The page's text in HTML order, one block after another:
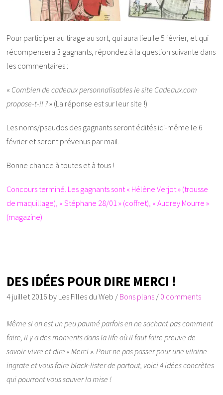
Pour participer au tirage au sort, qui aura lieu le 5 février, et qui
récompensera 3 gagnants, répondez à la question suivante dans
les commentaires :
« Combien de cadeaux personnalisables le site Cadeaux.com
propose-t-il ?» (La réponse est sur leur site !)
Les noms/pseudos des gagnants seront édités ici-même le 6
février et seront prévenus par mail.
Bonne chance à toutes et à tous !
Concours terminé. Les gagnants sont « Hélène Verjot » (trousse
de maquillage), « Stéphane 28/01 » (coffret), « Audrey Mourre »
(magazine)
DES IDÉES POUR DIRE MERCI !
4 juillet 2016 by Les Filles du Web / Bons plans / 0 comments
Même si on est un peu paumé parfois en ne sachant pas comment
faire, il y a des moments dans la life où il faut faire preuve de
savoir-vivre et dire « Merci ». Pour ne pas passer pour une vilaine
ingrate et vous faire black-lister de partout, voici 4 idées concrètes
qui pourront vous sauver la mise !